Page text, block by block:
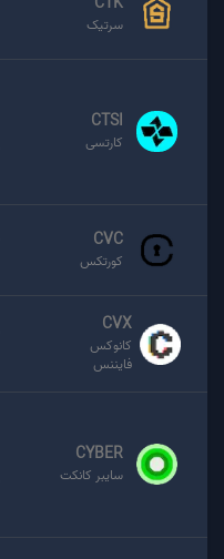
سرتیک
CTSI
کارتسی
CVC
کورتکس
CVX
کانوکس
فایننس
CYBER
سایبر کانکت